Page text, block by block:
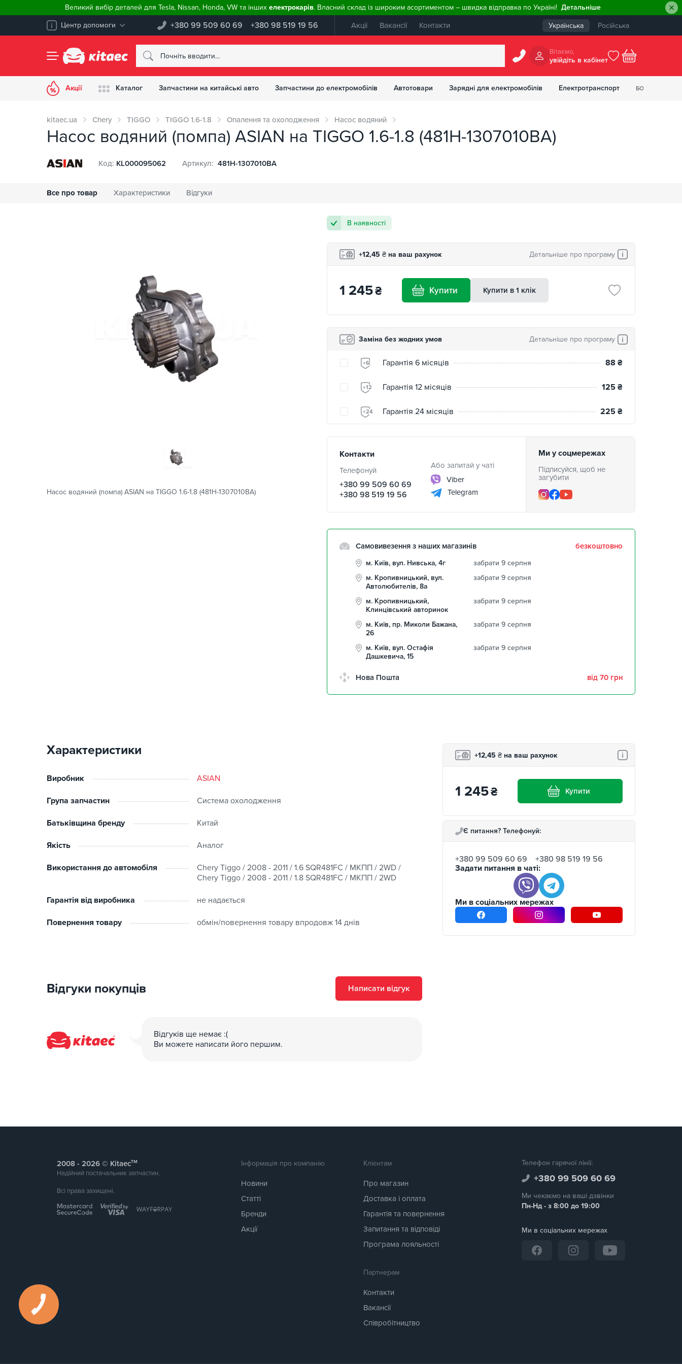
Великий вибір деталей для Tesla, Nissan, Honda, VW та інших електрокарів. Власний склад із широким асортиментом – швидка відправка по Україні! Детальніше
Центр допомоги +380 99 509 60 69 +380 98 519 19 56 Акції Вакансії Контакти Українська Російська
Вiтаємо,
увiйдiть в кабiнет
БОНУСІВ
Акції Каталог Запчастини на китайські авто Запчастини до електромобілів Автотовари Зарядні для електромобілів Електротранспорт
kitaec.ua Chery TIGGO TIGGO 1.6-1.8 Опалення та охолодження Насос водяний
Насос водяний (помпа) ASIAN на TIGGO 1.6-1.8 (481H-1307010BA)
Все про товар Характеристики Відгуки
Код: KL000095062 Артикул: 481H-1307010BA
Насос водяний (помпа) ASIAN на TIGGO 1.6-1.8 (481H-1307010BA)
В наявності
+12,45 ₴ на ваш рахунок Детальніше про програму
1 245₴ Купити Купити в 1 клік
Заміна без жодних умов Детальніше про програму
+6 Гарантія 6 місяців 88 ₴
+12 Гарантія 12 місяців 125 ₴
+24 Гарантія 24 місяців 225 ₴
Контакти
Телефонуй
+380 99 509 60 69
+380 98 519 19 56
Або запитай у чаті
Viber
Telegram
Ми у соцмережах
Підписуйся, щоб не
загубити
Самовивезення з наших магазинів безкоштовно
м. Київ, вул. Нивська, 4г
забрати 9 серпня
м. Кропивницький, вул.
Автолюбителів, 8а
забрати 9 серпня
м. Кропивницький,
Клинцівський авторинок
забрати 9 серпня
м. Київ, пр. Миколи Бажана,
26
забрати 9 серпня
м. Київ, вул. Остафія
Дашкевича, 15
забрати 9 серпня
Нова Пошта від 70 грн
Характеристики
Виробник ASIAN
Група запчастин Система охолодження
Батьківщина бренду Китай
Якість Аналог
Використання до автомобіля
Chery Tiggo / 2008 - 2011 / 1.6 SQR481FC / МКПП / 2WD /
Chery Tiggo / 2008 - 2011 / 1.8 SQR481FC / МКПП / 2WD
Гарантія від виробника не надається
Повернення товару обмін/повернення товару впродовж 14 днів
Відгуки покупців Написати відгук
Відгуків ще немає :(
Ви можете написати його першим.
+12,45 ₴ на ваш рахунок
1 245₴ Купити
Є питання? Телефонуй:
+380 99 509 60 69
+380 98 519 19 56
Задати питання в чаті:
Ми в соціальних мережах
Інформація про компанію
Новини
Статті
Бренди
Акції
Клієнтам
Про магазин
Доставка і оплата
Гарантія та повернення
Запитання та відповіді
Програма лояльності
Партнерам
Контакти
Вакансії
Співробітництво
Телефон гарячої лінії:
+380 99 509 60 69
Ми чекаємо на ваші дзвінки
Пн-Нд - з 8:00 до 19:00
Ми в соціальних мережах
2008 - © Kitaecтм
Надійний постачальник запчастин.
Всі права захищені.